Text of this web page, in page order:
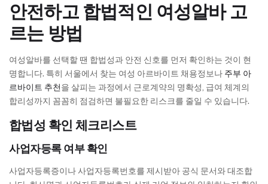
안전하고 합법적인 여성알바 고
르는 방법
여성알바를 선택할 땐 합법성과 안전 신호를 먼저 확인하는 것이 현
명합니다. 특히 서울에서 찾는 여성 아르바이트 채용정보나 주부 아
르바이트 추천을 살피는 과정에서 근로계약의 명확성, 급여 체계의
합리성까지 꼼꼼히 점검하면 불필요한 리스크를 줄일 수 있습니다.
합법성 확인 체크리스트
사업자등록 여부 확인
사업자등록증이나 사업자등록번호를 제시받아 공식 문서와 대조합